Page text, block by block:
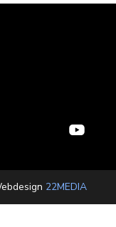
22MEDIA